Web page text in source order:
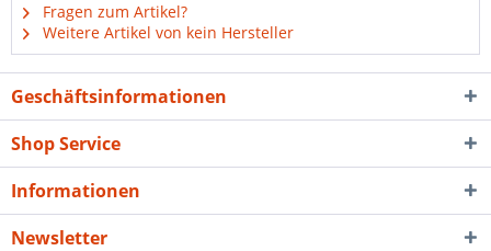
Fragen zum Artikel?
Weitere Artikel von kein Hersteller
Geschäftsinformationen
Shop Service
Informationen
Newsletter